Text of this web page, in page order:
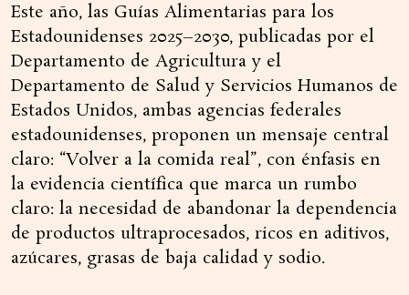
Este año, las Guías Alimentarias para los
Estadounidenses 2025–2030, publicadas por el
Departamento de Agricultura y el
Departamento de Salud y Servicios Humanos de
Estados Unidos, ambas agencias federales
estadounidenses, proponen un mensaje central
claro: “Volver a la comida real”, con énfasis en
la evidencia científica que marca un rumbo
claro: la necesidad de abandonar la dependencia
de productos ultraprocesados, ricos en aditivos,
azúcares, grasas de baja calidad y sodio.